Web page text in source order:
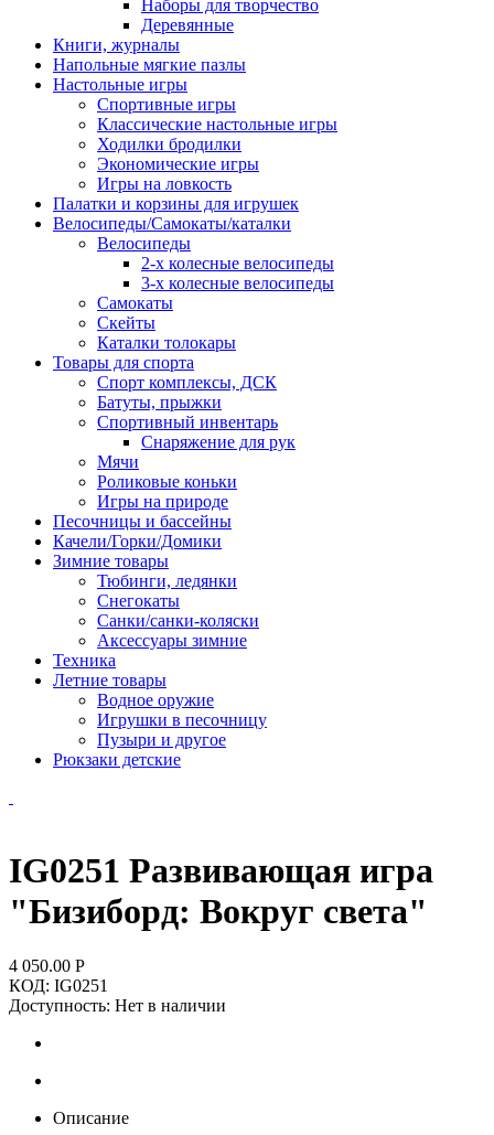
Наборы для творчество
Деревянные
Книги, журналы
Напольные мягкие пазлы
Настольные игры
Спортивные игры
Классические настольные игры
Ходилки бродилки
Экономические игры
Игры на ловкость
Палатки и корзины для игрушек
Велосипеды/Самокаты/каталки
Велосипеды
2-х колесные велосипеды
3-х колесные велосипеды
Самокаты
Скейты
Каталки толокары
Товары для спорта
Спорт комплексы, ДСК
Батуты, прыжки
Спортивный инвентарь
Снаряжение для рук
Мячи
Роликовые коньки
Игры на природе
Песочницы и бассейны
Качели/Горки/Домики
Зимние товары
Тюбинги, ледянки
Снегокаты
Санки/санки-коляски
Аксессуары зимние
Техника
Летние товары
Водное оружие
Игрушки в песочницу
Пузыри и другое
Рюкзаки детские
IG0251 Развивающая игра
"Бизиборд: Вокруг света"
4 050.00 Р
КОД: IG0251
Доступность: Нет в наличии
Описание